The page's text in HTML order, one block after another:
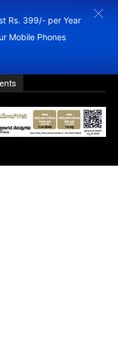
Rs. 399/- per Year
Mobile Phones